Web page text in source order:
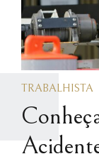
TRABALHISTA